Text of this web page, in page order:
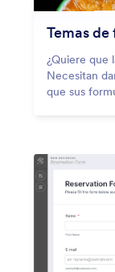
Temas
¿Quiere que
Necesitan
que sus